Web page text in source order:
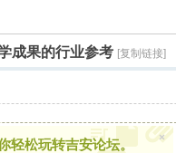
成果的行业参考 [复制链接]
轻松玩转吉安论坛。 ×